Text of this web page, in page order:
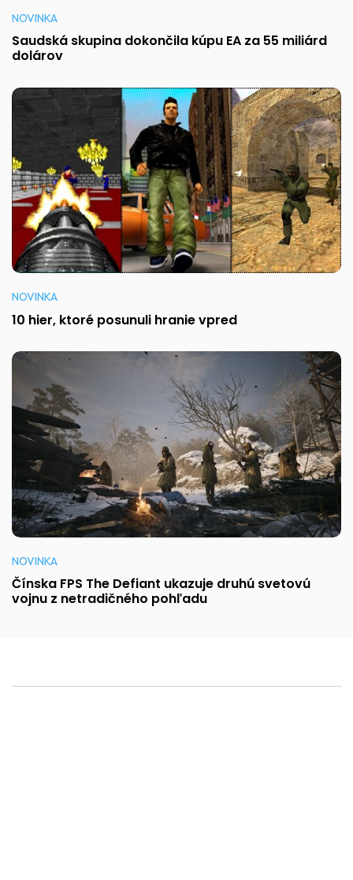
NOVINKA
Saudská skupina dokončila kúpu EA za 55 miliárd
dolárov
NOVINKA
10 hier, ktoré posunuli hranie vpred
NOVINKA
Čínska FPS The Defiant ukazuje druhú svetovú
vojnu z netradičného pohľadu